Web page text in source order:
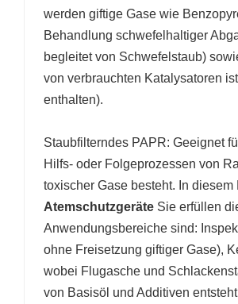
werden giftige Gase wie
Behandlung schwefelhaltiger
begleitet von Schwefelstaub)
von verbrauchten Katalysatoren
enthalten).
Staubfilterndes PAPR: Geeignet
Hilfs- oder Folgeprozessen von
toxischer Gase besteht. In
Atemschutzgeräte Sie erfüllen
Anwendungsbereiche sind:
ohne Freisetzung giftiger Gase),
wobei Flugasche und
von Basisöl und Additiven